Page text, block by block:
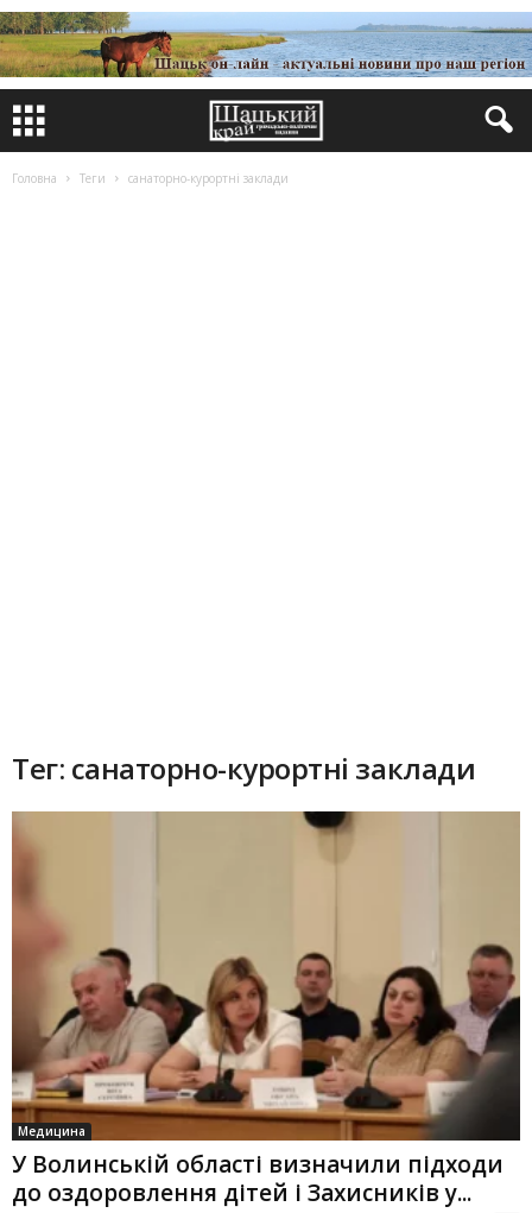
Головна Теги санаторно-курортні заклади
Тег: санаторно-курортні заклади
Медицина
У Волинській області визначили підходи
до оздоровлення дітей і Захисників у...